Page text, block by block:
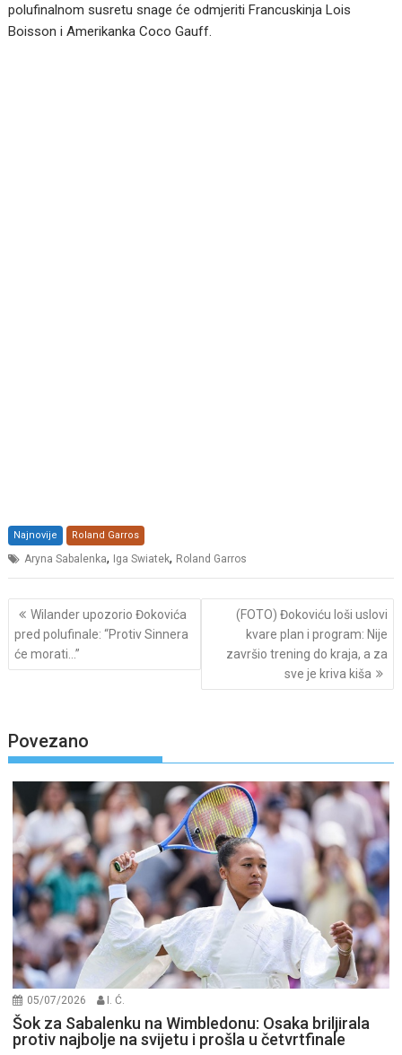
polufinalnom susretu snage će odmjeriti Francuskinja Lois
Boisson i Amerikanka Coco Gauff.
Najnovije Roland Garros
Aryna Sabalenka, Iga Swiatek, Roland Garros
Post
navigation
Wilander upozorio Đokovića
pred polufinale: “Protiv Sinnera
će morati…”
(FOTO) Đokoviću loši uslovi
kvare plan i program: Nije
završio trening do kraja, a za
sve je kriva kiša
Povezano
05/07/2026 I. Ć.
Šok za Sabalenku na Wimbledonu: Osaka briljirala
protiv najbolje na svijetu i prošla u četvrtfinale